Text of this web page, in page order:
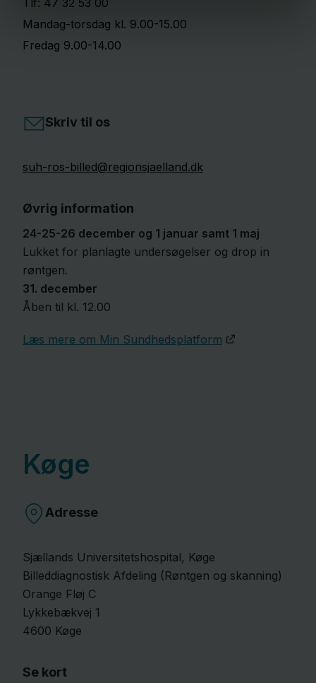
Tlf: 47 32 53 00
Mandag-torsdag kl. 9.00-15.00
Fredag 9.00-14.00
Skriv til os
suh-ros-billed@regionsjaelland.dk
Øvrig information
24-25-26 december og 1 januar samt 1 maj
Lukket for planlagte undersøgelser og drop in
røntgen.
31. december
Åben til kl. 12.00
Læs mere om Min Sundhedsplatform
Køge
Adresse
Sjællands Universitetshospital, Køge
Billeddiagnostisk Afdeling (Røntgen og skanning)
Orange Fløj C
Lykkebækvej 1
4600 Køge
Se kort